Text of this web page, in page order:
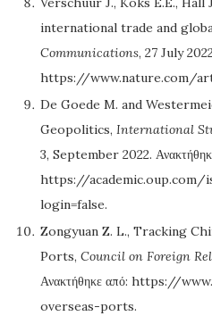
international trade and
Communications, 27 July
https://www.nature.com/
De Goede M. and
Geopolitics, International
3, September 2022.
https://
login=false.
Zongyuan Z. L., Tracking
Ports, Council on Foreign
Ανακτήθηκε από: https://
overseas-ports.